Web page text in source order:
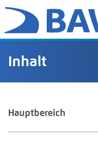
Inhalt
Hauptbereich